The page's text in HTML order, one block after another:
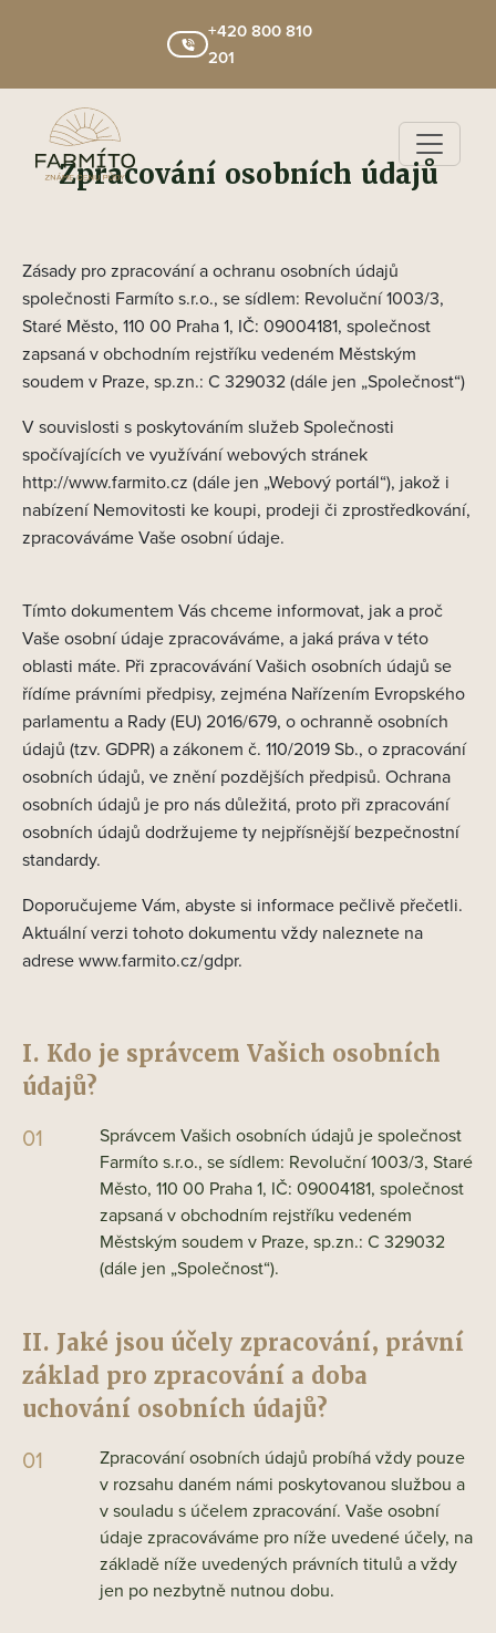
+420 800 810
201
Zpracování osobních údajů
Zásady pro zpracování a ochranu osobních údajů
společnosti Farmíto s.r.o., se sídlem: Revoluční 1003/3,
Staré Město, 110 00 Praha 1, IČ: 09004181, společnost
zapsaná v obchodním rejstříku vedeném Městským
soudem v Praze, sp.zn.: C 329032 (dále jen „Společnost“)
V souvislosti s poskytováním služeb Společnosti
spočívajících ve využívání webových stránek
http://www.farmito.cz (dále jen „Webový portál“), jakož i
nabízení Nemovitosti ke koupi, prodeji či zprostředkování,
zpracováváme Vaše osobní údaje.
Tímto dokumentem Vás chceme informovat, jak a proč
Vaše osobní údaje zpracováváme, a jaká práva v této
oblasti máte. Při zpracovávání Vašich osobních údajů se
řídíme právními předpisy, zejména Nařízením Evropského
parlamentu a Rady (EU) 2016/679, o ochranně osobních
údajů (tzv. GDPR) a zákonem č. 110/2019 Sb., o zpracování
osobních údajů, ve znění pozdějších předpisů. Ochrana
osobních údajů je pro nás důležitá, proto při zpracování
osobních údajů dodržujeme ty nejpřísnější bezpečnostní
standardy.
Doporučujeme Vám, abyste si informace pečlivě přečetli.
Aktuální verzi tohoto dokumentu vždy naleznete na
adrese www.farmito.cz/gdpr.
I. Kdo je správcem Vašich osobních
údajů?
Správcem Vašich osobních údajů je společnost
Farmíto s.r.o., se sídlem: Revoluční 1003/3, Staré
Město, 110 00 Praha 1, IČ: 09004181, společnost
zapsaná v obchodním rejstříku vedeném
Městským soudem v Praze, sp.zn.: C 329032
(dále jen „Společnost“).
II. Jaké jsou účely zpracování, právní
základ pro zpracování a doba
uchování osobních údajů?
Zpracování osobních údajů probíhá vždy pouze
v rozsahu daném námi poskytovanou službou a
v souladu s účelem zpracování. Vaše osobní
údaje zpracováváme pro níže uvedené účely, na
základě níže uvedených právních titulů a vždy
jen po nezbytně nutnou dobu.